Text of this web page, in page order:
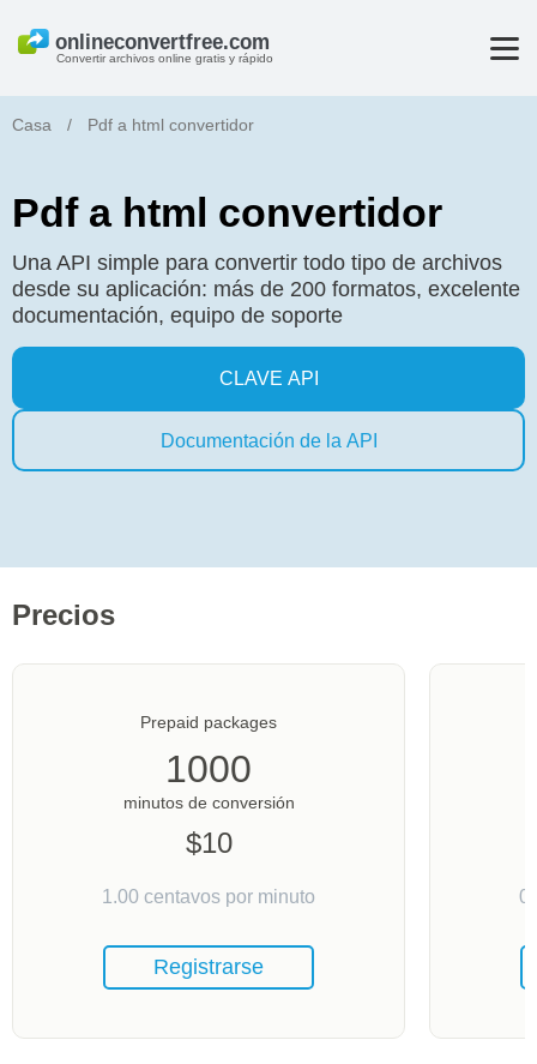
Convertir archivos online gratis y rápido
Casa / Pdf a html convertidor
Pdf a html convertidor
Una API simple para convertir todo tipo de archivos
desde su aplicación: más de 200 formatos, excelente
documentación, equipo de soporte
CLAVE API
Documentación de la API
Precios
Prepaid packages
1000
minutos de conversión
$10
1.00 centavos por minuto
Registrarse